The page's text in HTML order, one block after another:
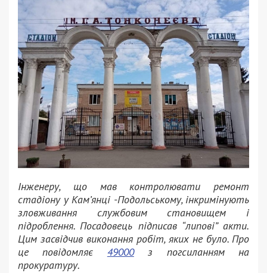
Інженеру, що мав контролювати ремонт
стадіону у Кам’янці -Подольському, інкримінують
зловживання службовим становищем і
підроблення. Посадовець підписав “липові” акти.
Цим засвідчив виконання робіт, яких не було. Про
це повідомляє 49000з погсиланням на
прокуратуру.